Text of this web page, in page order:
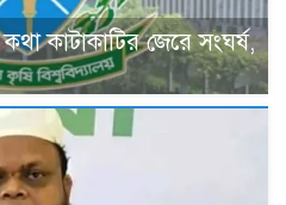
কাটাকাটির জেরে সংঘর্ষ,